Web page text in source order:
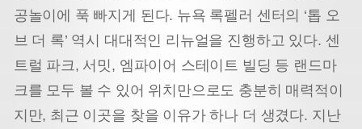
공놀이에 푹 빠지게 된다. 뉴욕 록펠러 센터의 ‘톱 오
브 더 록’ 역시 대대적인 리뉴얼을 진행하고 있다. 센
트럴 파크, 서밋, 엠파이어 스테이트 빌딩 등 랜드마
크를 모두 볼 수 있어 위치만으로도 충분히 매력적이
지만, 최근 이곳을 찾을 이유가 하나 더 생겼다. 지난